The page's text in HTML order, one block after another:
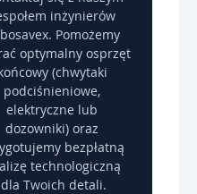
inżynierów
Pomożemy
optymalny osprzęt
(chwytaki
podciśnieniowe,
elektryczne lub
dozowniki) oraz
bezpłatną
technologiczną
dla Twoich detali.